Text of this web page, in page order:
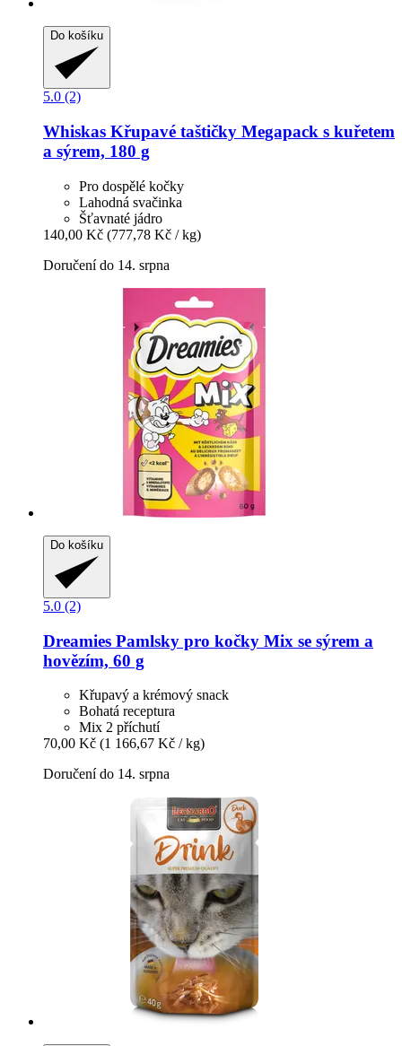
Do košíku
5.0 (2)
Whiskas Křupavé taštičky Megapack s kuřetem
a sýrem, 180 g
Pro dospělé kočky
Lahodná svačinka
Šťavnaté jádro
140,00 Kč (777,78 Kč / kg)
Doručení do 14. srpna
Do košíku
5.0 (2)
Dreamies Pamlsky pro kočky Mix se sýrem a
hovězím, 60 g
Křupavý a krémový snack
Bohatá receptura
Mix 2 příchutí
70,00 Kč (1 166,67 Kč / kg)
Doručení do 14. srpna